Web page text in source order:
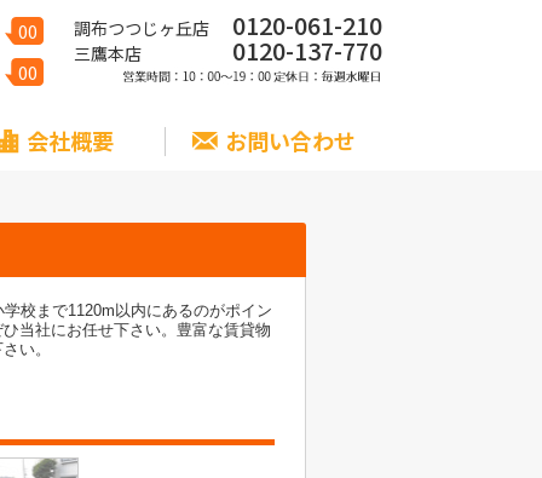
00
00
調布つつじヶ丘店 0120-061-210
三鷹本店 0120-137-770
会社概要 お問い合わせ
校まで1120m以内にあるのがポイン
当社にお任せ下さい。豊富な賃貸物
い。